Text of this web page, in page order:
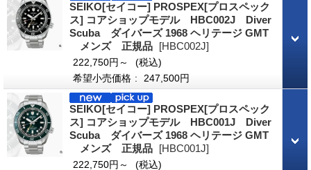
SEIKO[セイコー] PROSPEX[プロスペック
ス] コアショップモデル HBC002J Diver
Scuba ダイバーズ 1968 ヘリテージ GMT
メンズ 正規品 [HBC002J]
222,750円～
(税込)
希望小売価格 : 247,500円
SEIKO[セイコー] PROSPEX[プロスペック
ス] コアショップモデル HBC001J Diver
Scuba ダイバーズ 1968 ヘリテージ GMT
メンズ 正規品 [HBC001J]
222,750円～
(税込)